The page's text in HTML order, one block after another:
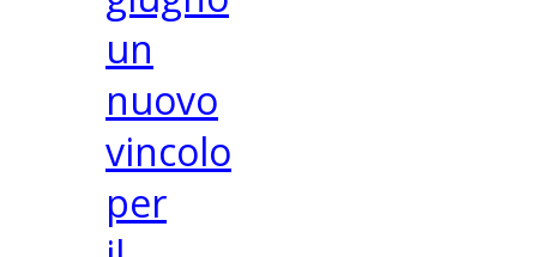
un
nuovo
vincolo
per